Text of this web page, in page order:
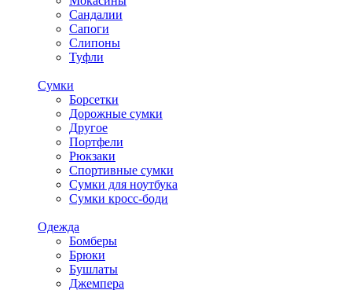
Сандалии
Сапоги
Слипоны
Туфли
Сумки
Борсетки
Дорожные сумки
Другое
Портфели
Рюкзаки
Спортивные сумки
Сумки для ноутбука
Сумки кросс-боди
Одежда
Бомберы
Брюки
Бушлаты
Джемпера